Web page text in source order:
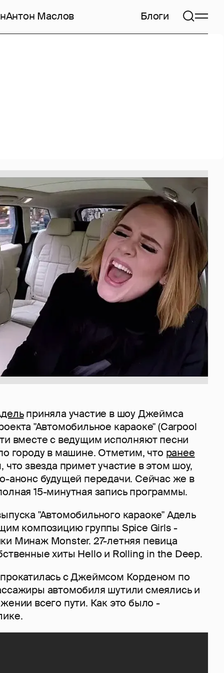
Антон Маслов Блоги
приняла участие в шоу Джеймса
"Автомобильное караоке" (Carpool
вместе с ведущим исполняют песни
городу в машине. Отметим, что ранее
что звезда примет участие в этом шоу,
анонс будущей передачи. Сейчас же в
15-минутная запись программы.
"Автомобильного караоке" Адель
композицию группы Spice Girls -
Минаж Monster. 27-летняя певица
хиты Hello и Rolling in the Deep.
с Джеймсом Корденом по
автомобиля шутили смеялись и
всего пути. Как это было -